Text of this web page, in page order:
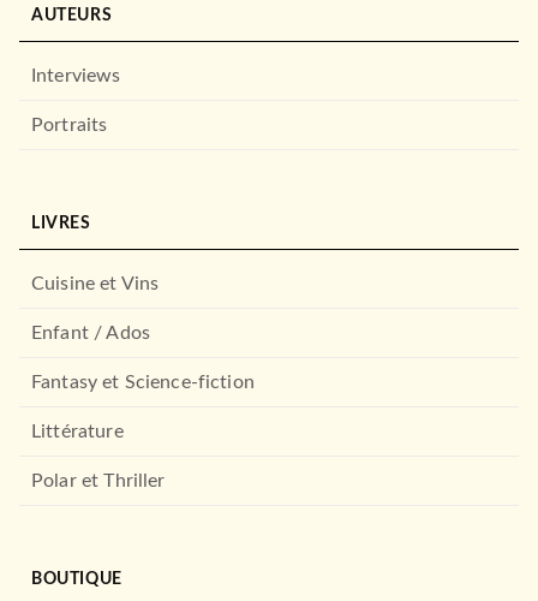
AUTEURS
Interviews
Portraits
LIVRES
Cuisine et Vins
Enfant / Ados
Fantasy et Science-fiction
Littérature
Polar et Thriller
BOUTIQUE